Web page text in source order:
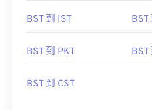
BST 到 IST BST
BST 到 PKT BST
BST 到 CST